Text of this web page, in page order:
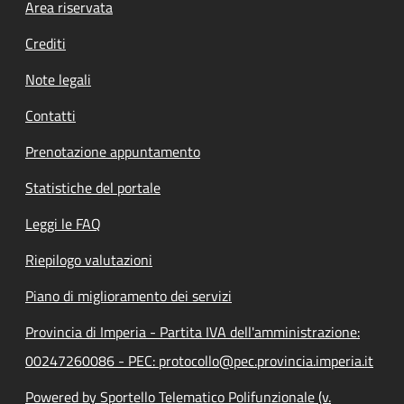
Footer menu
Area riservata
Crediti
Note legali
Contatti
Prenotazione appuntamento
Statistiche del portale
Leggi le FAQ
Riepilogo valutazioni
Piano di miglioramento dei servizi
Provincia di Imperia - Partita IVA dell'amministrazione:
00247260086 - PEC: protocollo@pec.provincia.imperia.it
Powered by Sportello Telematico Polifunzionale (v.